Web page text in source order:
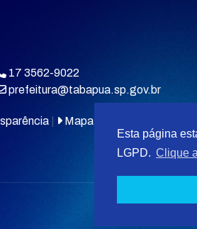
Esta página
LGPD. Clique
17 3562-9022
prefeitura@tabapua.sp.gov.br
Mapa do site